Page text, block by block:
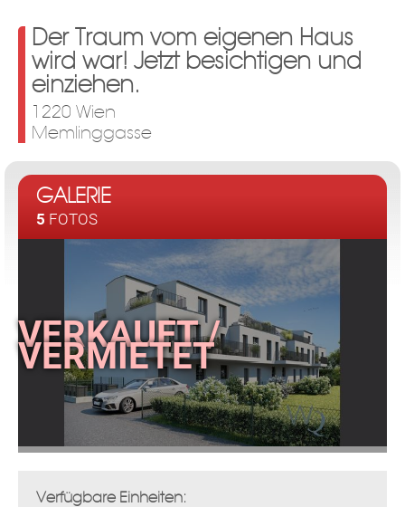
Der Traum vom eigenen Haus
wird war! Jetzt besichtigen und
einziehen.
1220 Wien
Memlinggasse
GALERIE
5 FOTOS
Verfügbare Einheiten: